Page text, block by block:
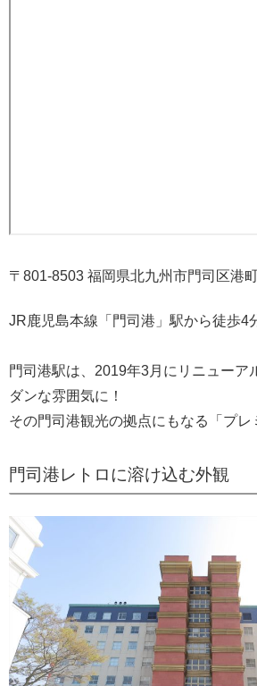
〒801-8503 福岡県北九州市門司区港
JR鹿児島本線「門司港」駅から徒歩4
門司港駅は、2019年3月にリニューア
ダンな雰囲気に！
その門司港観光の拠点にもなる「プレ
門司港レトロに溶け込む外観